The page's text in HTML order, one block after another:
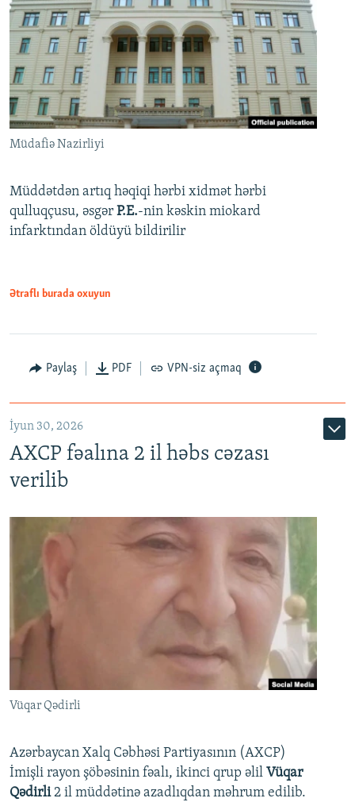
Müdafiə Nazirliyi
Müddətdən artıq həqiqi hərbi xidmət hərbi
qulluqçusu, əsgər P.E.-nin kəskin miokard
infarktından öldüyü bildirilir
Ətraflı burada oxuyun
Paylaş PDF VPN-siz açmaq
İyun 30, 2026
AXCP fəalına 2 il həbs cəzası
verilib
Vüqar Qədirli
Azərbaycan Xalq Cəbhəsi Partiyasının (AXCP)
İmişli rayon şöbəsinin fəalı, ikinci qrup əlil Vüqar
Qədirli2 il müddətinə azadlıqdan məhrum edilib.